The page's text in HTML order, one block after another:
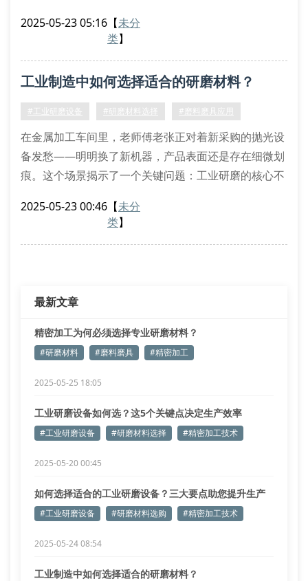
磨具的旋转频率和压力参数，可使航空铝合金件的表面
二、设备选型的五大技术指标
在选择工业级研磨设备时，建议重点考察主轴转速调节
2025-05-23 05:16 【未分
类】
工业制造中如何选择适合的研磨材料？
#工业研磨设备 #研磨材料选择 #磨料磨具应用
在金属加工车间里，老师傅老张正对着新采购的抛光设
备发愁——明明换了新机器，产品表面还是存在细微划
痕。这个场景揭示了一个关键问题：工业研磨的核心不
一、研磨材料的性能密码
研磨材料
2025-05-23 00:46 【未分
类】
最新文章
精密加工为何必须选择专业研磨材料？
#研磨材料 #磨料磨具 #精密加工
2025-05-25 18:05
工业研磨设备如何选？这5个关键点决定生产效率
#工业研磨设备 #研磨材料选择 #精密加工技术
2025-05-20 00:45
如何选择适合的工业研磨设备？三大要点助您提升生产
效率
#工业研磨设备 #研磨材料选购 #精密加工技术
2025-05-24 08:54
工业制造中如何选择适合的研磨材料？